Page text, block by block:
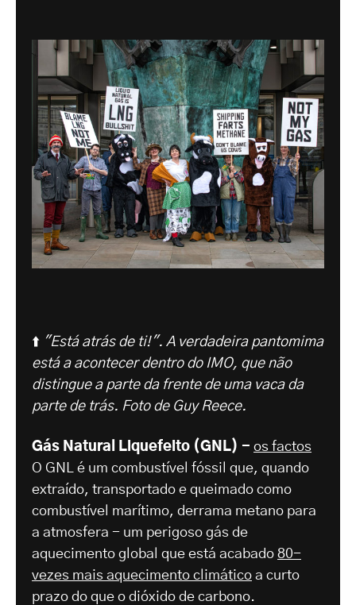
⬆️ "Está atrás de ti!". A verdadeira pantomima
está a acontecer dentro do IMO, que não
distingue a parte da frente de uma vaca da
parte de trás. Foto de Guy Reece.
Gás Natural Liquefeito (GNL) - os factos
O GNL é um combustível fóssil que, quando
extraído, transportado e queimado como
combustível marítimo, derrama metano para
a atmosfera - um perigoso gás de
aquecimento global que está acabado 80-
vezes mais aquecimento climático a curto
prazo do que o dióxido de carbono.